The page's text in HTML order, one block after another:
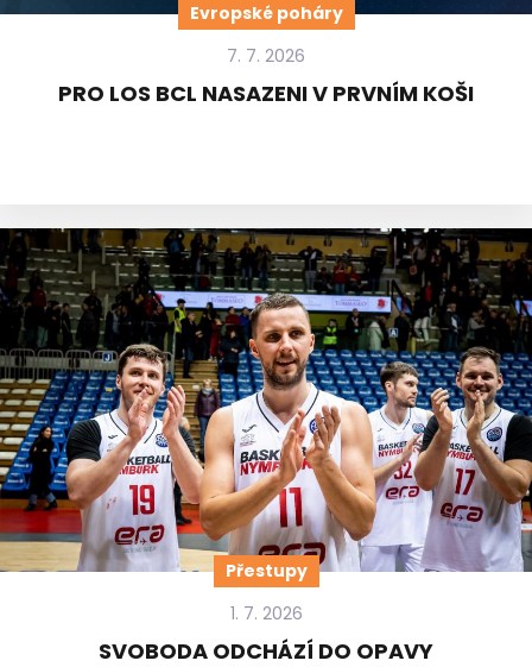
Evropské poháry
7. 7. 2026
PRO LOS BCL NASAZENI V PRVNÍM KOŠI
Přestupy
1. 7. 2026
SVOBODA ODCHÁZÍ DO OPAVY